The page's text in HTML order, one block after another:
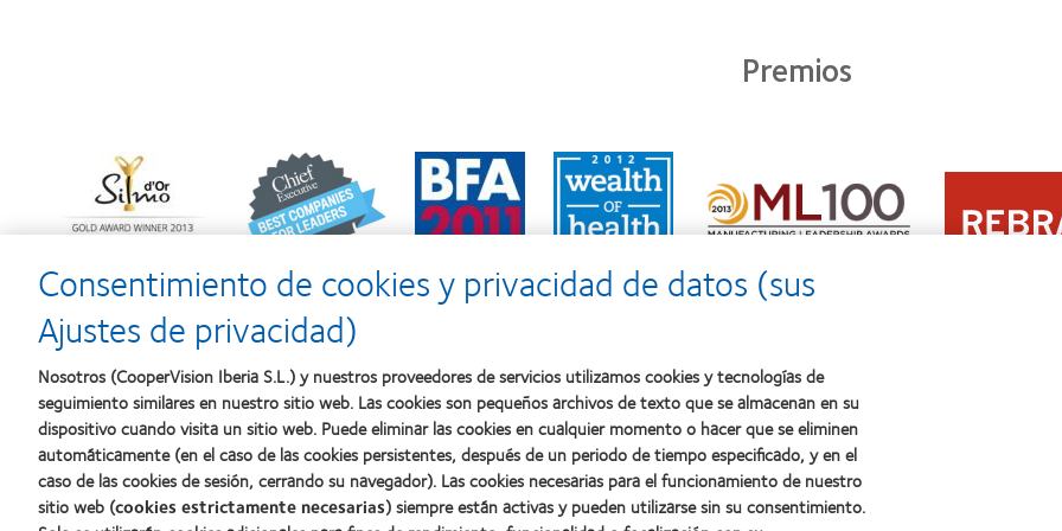
Premios
about
Premio
al
producto
con
MyDay™
Learn
more
about
2012
2010:
Mejor
empresa
para
el
desarrollo
del
liderazgo
Learn
more
about
2011:
la
mejor
Learn
more
about
2011:
a
la
Learn
more
about
Premio
Manufacturing
100)
(2012)
Learn
more
about
2012
Nuestros productos
Sobre nosotros
Legal
Consentimiento de cookies y privacidad de datos (sus
Ajustes de privacidad)
Nosotros (CooperVision Iberia S.L.) y nuestros proveedores de servicios utilizamos cookies y tecnologías de
seguimiento similares en nuestro sitio web. Las cookies son pequeños archivos de texto que se almacenan en su
dispositivo cuando visita un sitio web. Puede eliminar las cookies en cualquier momento o hacer que se eliminen
automáticamente (en el caso de las cookies persistentes, después de un periodo de tiempo especificado, y en el
caso de las cookies de sesión, cerrando su navegador). Las cookies necesarias para el funcionamiento de nuestro
sitio web (cookies estrictamente necesarias) siempre están activas y pueden utilizarse sin su consentimiento.